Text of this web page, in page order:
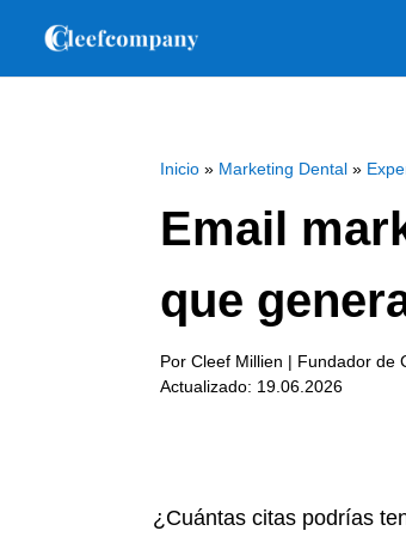
Inicio » Marketing Dental »
Email
que
Por Cleef Millien | Fundador de
Actualizado: 19.06.2026
¿Cuántas citas podrías